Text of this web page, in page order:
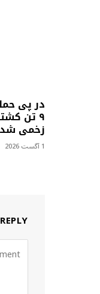
در پی
زخمی
1 آگست 2026